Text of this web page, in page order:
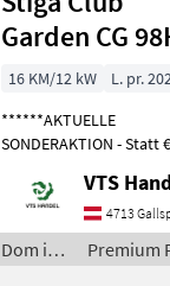
Stiga
Garden CG
16 KM/12 kW L. pr.
******AKTUELLE
SONDERAKTION - Statt €
Rasentraktor CG 98 H
von einem Einzylinder
STIGA ST 500 Motor
angetrieben. Das 2-
VTS
4713
Dom in
vrt /
Premium